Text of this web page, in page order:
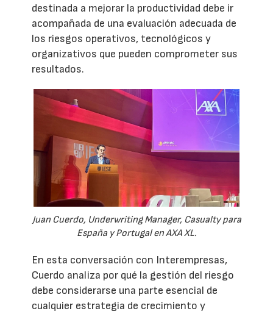
destinada a mejorar la productividad debe ir
acompañada de una evaluación adecuada de
los riesgos operativos, tecnológicos y
organizativos que pueden comprometer sus
resultados.
Juan Cuerdo, Underwriting Manager, Casualty para
España y Portugal en AXA XL.
En esta conversación con Interempresas,
Cuerdo analiza por qué la gestión del riesgo
debe considerarse una parte esencial de
cualquier estrategia de crecimiento y